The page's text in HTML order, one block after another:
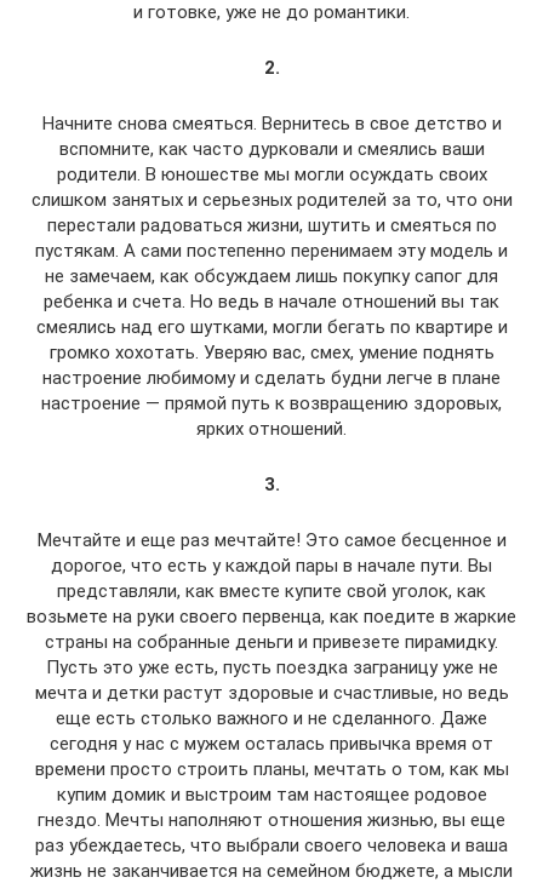
и готовке, уже не до романтики.
2.
Начните снова смеяться. Вернитесь в свое детство и
вспомните, как часто дурковали и смеялись ваши
родители. В юношестве мы могли осуждать своих
слишком занятых и серьезных родителей за то, что они
перестали радоваться жизни, шутить и смеяться по
пустякам. А сами постепенно перенимаем эту модель и
не замечаем, как обсуждаем лишь покупку сапог для
ребенка и счета. Но ведь в начале отношений вы так
смеялись над его шутками, могли бегать по квартире и
громко хохотать. Уверяю вас, смех, умение поднять
настроение любимому и сделать будни легче в плане
настроение — прямой путь к возвращению здоровых,
ярких отношений.
3.
Мечтайте и еще раз мечтайте! Это самое бесценное и
дорогое, что есть у каждой пары в начале пути. Вы
представляли, как вместе купите свой уголок, как
возьмете на руки своего первенца, как поедите в жаркие
страны на собранные деньги и привезете пирамидку.
Пусть это уже есть, пусть поездка заграницу уже не
мечта и детки растут здоровые и счастливые, но ведь
еще есть столько важного и не сделанного. Даже
сегодня у нас с мужем осталась привычка время от
времени просто строить планы, мечтать о том, как мы
купим домик и выстроим там настоящее родовое
гнездо. Мечты наполняют отношения жизнью, вы еще
раз убеждаетесь, что выбрали своего человека и ваша
жизнь не заканчивается на семейном бюджете, а мысли